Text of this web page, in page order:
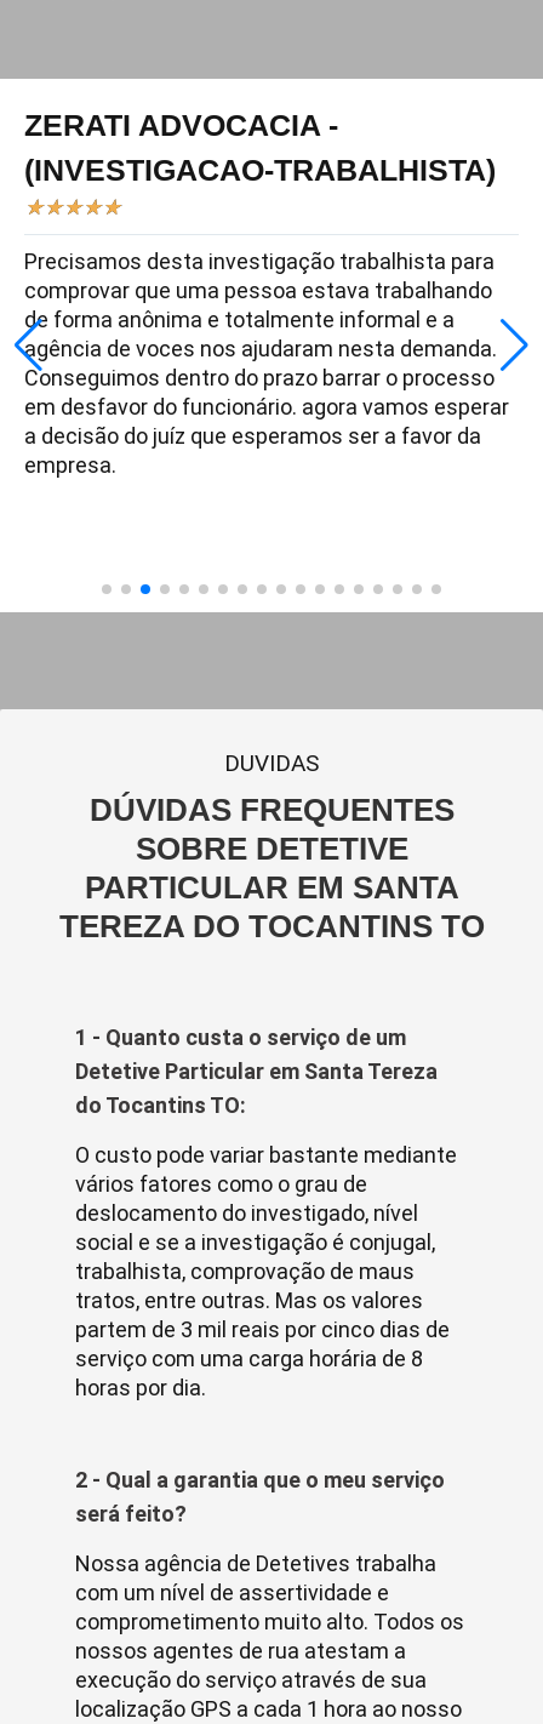
ZERATI ADVOCACIA -
(INVESTIGACAO-TRABALHISTA)
★★★★★
Precisamos desta investigação trabalhista para
comprovar que uma pessoa estava trabalhando
de forma anônima e totalmente informal e a
agência de voces nos ajudaram nesta demanda.
Conseguimos dentro do prazo barrar o processo
em desfavor do funcionário. agora vamos esperar
a decisão do juíz que esperamos ser a favor da
empresa.
DUVIDAS
DÚVIDAS FREQUENTES
SOBRE DETETIVE
PARTICULAR EM SANTA
TEREZA DO TOCANTINS TO
1 - Quanto custa o serviço de um
Detetive Particular em Santa Tereza
do Tocantins TO:
O custo pode variar bastante mediante
vários fatores como o grau de
deslocamento do investigado, nível
social e se a investigação é conjugal,
trabalhista, comprovação de maus
tratos, entre outras. Mas os valores
partem de 3 mil reais por cinco dias de
serviço com uma carga horária de 8
horas por dia.
2 - Qual a garantia que o meu serviço
será feito?
Nossa agência de Detetives trabalha
com um nível de assertividade e
comprometimento muito alto. Todos os
nossos agentes de rua atestam a
execução do serviço através de sua
localização GPS a cada 1 hora ao nosso